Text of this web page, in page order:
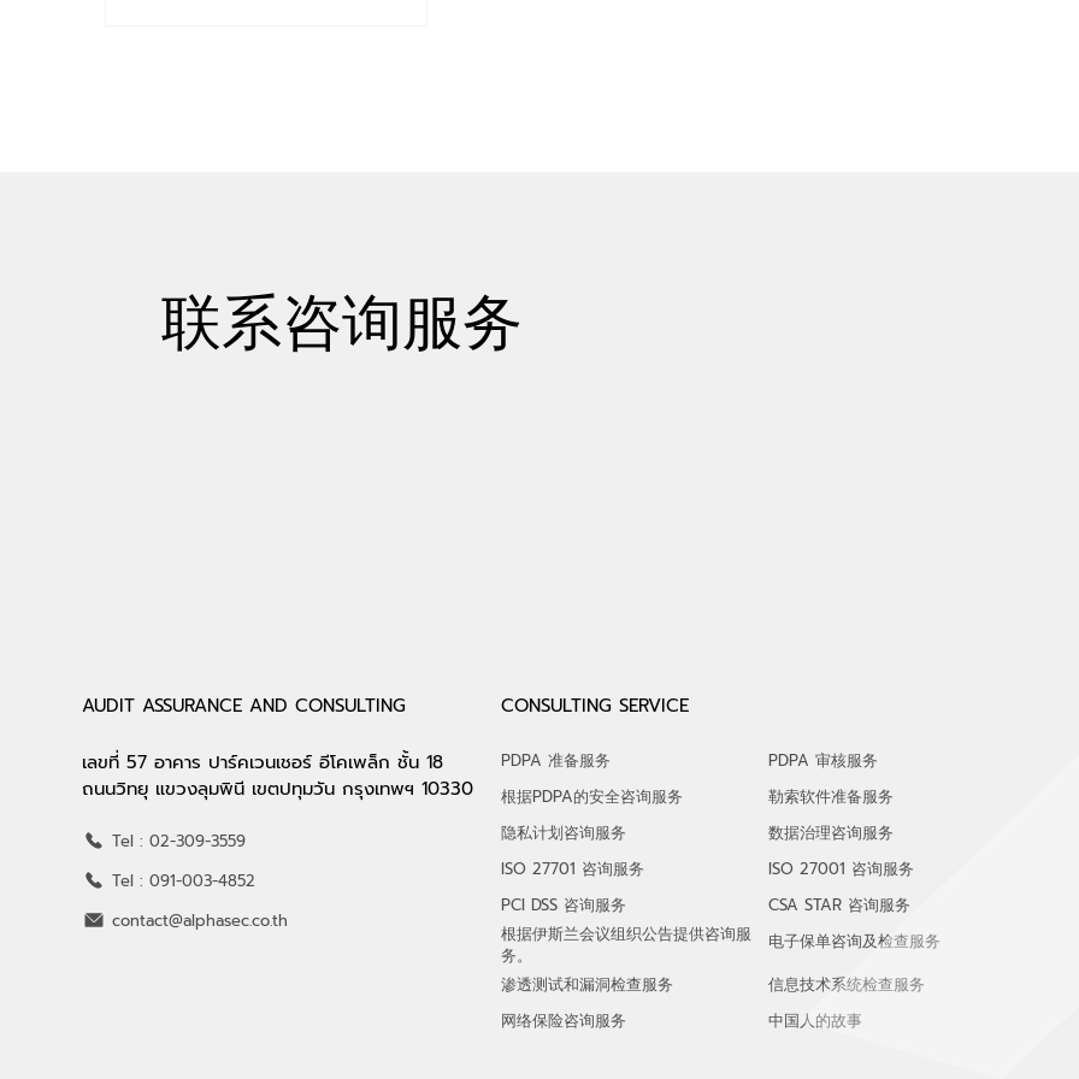
联系咨询服务
AUDIT ASSURANCE AND CONSULTING
เลขที่ 57 อาคาร ปาร์คเวนเชอร์ อีโคเพล็ก ชั้น 18
ถนนวิทยุ แขวงลุมพินี เขตปทุมวัน กรุงเทพฯ 10330
contact@alphasec.co.th
Tel : 02-309-3559
Tel : 091-003-4852
CONSULTING SERVICE
PDPA 准备服务
PDPA 审核服务
根据PDPA的安全咨询服务
勒索软件准备服务
隐私计划咨询服务
数据治理咨询服务
ISO 27701 咨询服务
ISO 27001 咨询服务
PCI DSS 咨询服务
CSA STAR 咨询服务
根据伊斯兰会议组织公告提供咨询服
务。
电子保单咨询及检查服务
渗透测试和漏洞检查服务
信息技术系统检查服务
网络保险咨询服务
中国人的故事